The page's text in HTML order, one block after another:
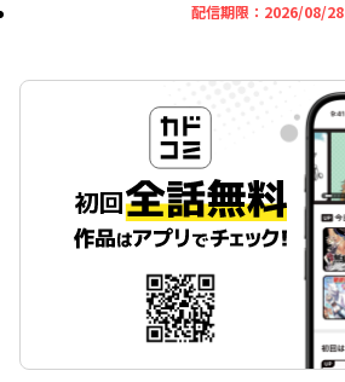
配信期限： 2026/08/